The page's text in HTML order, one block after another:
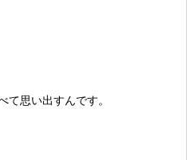
て思い出すんです。